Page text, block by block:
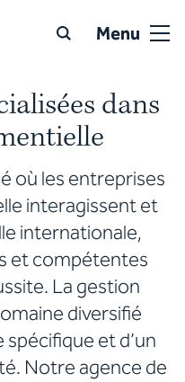
Menu
dans
où les entreprises
interagissent et
internationale,
et compétentes
La gestion
diversifié
et d’un
Notre agence de